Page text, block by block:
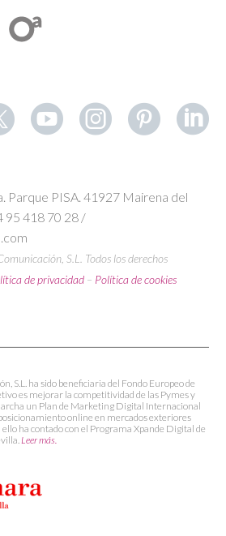
Parque PISA. 41927 Mairena del
95 418 70 28 /
S.L. Todos los derechos
de privacidad – Política de cookies
S.L. ha sido beneficiaria del Fondo Europeo de
es mejorar la competitividad de las Pymes y
un Plan de Marketing Digital Internacional
online en mercados exteriores
ha contado con el Programa Xpande Digital de
Leer más.